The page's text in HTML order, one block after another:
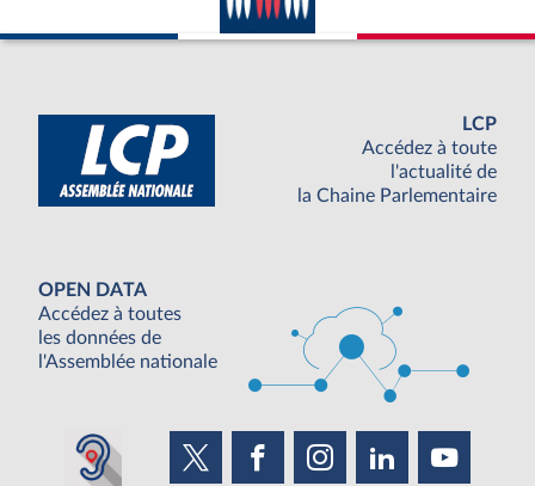
LCP
Accédez à toute
l'actualité de
la Chaine Parlementaire
OPEN DATA
Accédez à toutes
les données de
l'Assemblée nationale